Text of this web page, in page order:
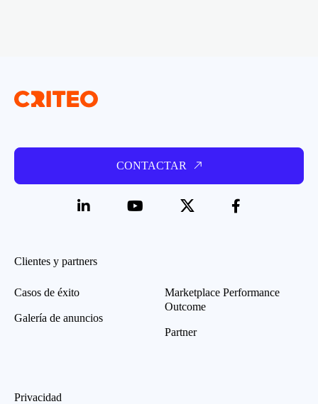
CONTACTAR
Clientes y partners
Casos de éxito
Galería de anuncios
Marketplace Performance
Outcome
Partner
Privacidad